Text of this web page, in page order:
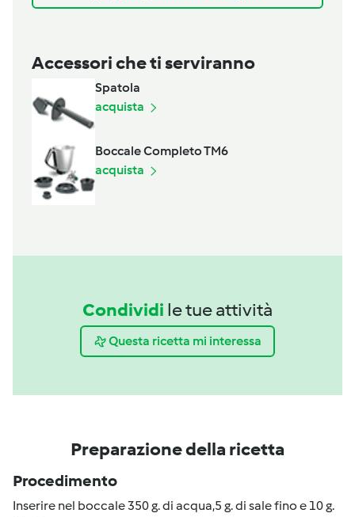
Accessori che ti serviranno
Spatola
acquista
Boccale Completo TM6
acquista
Condividi le tue attività
Questa ricetta mi interessa
Preparazione della ricetta
Procedimento
Inserire nel boccale 350 g. di acqua,5 g. di sale fino e 10 g.